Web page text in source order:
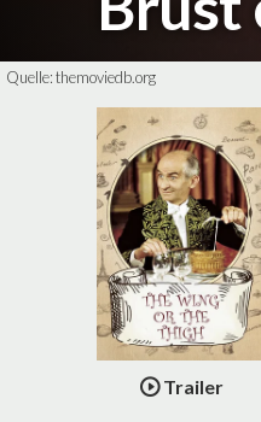
Quelle:themoviedb.org
Trailer